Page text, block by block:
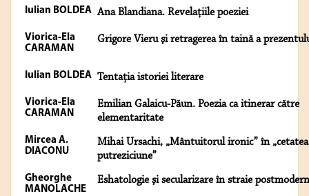
Iulian BOLDEA Ana Blandiana. Revelaţiile poeziei
Viorica-Ela
CARAMAN
Grigore Vieru şi retragerea în taină a
Iulian BOLDEA Tentaţia istoriei literare
Viorica-Ela
CARAMAN
Emilian Galaicu-Păun. Poezia ca itinerar către
elementaritate
Mircea A.
DIACONU
Mihai Ursachi, „Mântuitorul ironic” în „cetatea
putreziciune”
Gheorghe
MANOLACHE
Eshatologie şi secularizare în straie